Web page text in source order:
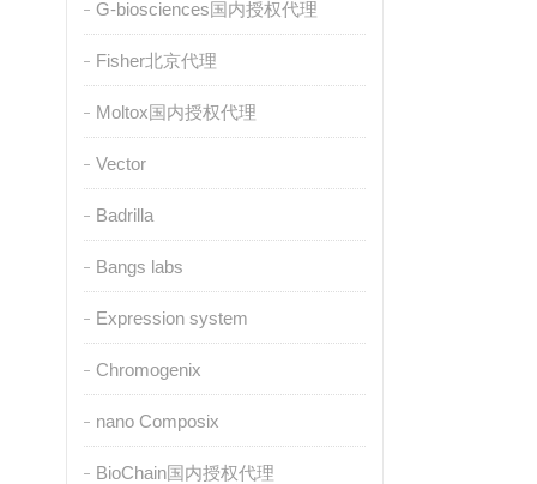
G-biosciences国内授权代理
Fisher北京代理
Moltox国内授权代理
Vector
Badrilla
Bangs labs
Expression system
Chromogenix
nano Composix
BioChain国内授权代理